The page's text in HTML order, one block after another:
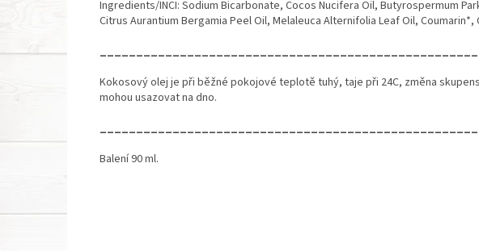
Ingredients/INCI: Sodium Bicarbonate, Cocos Nucifera Oil, Butyrospermum
Citrus Aurantium Bergamia Peel Oil, Melaleuca Alternifolia Leaf Oil,
Kokosový olej je při běžné pokojové teplotě tuhý, taje při 24C, změna
mohou usazovat na dno.
Balení 90 ml.